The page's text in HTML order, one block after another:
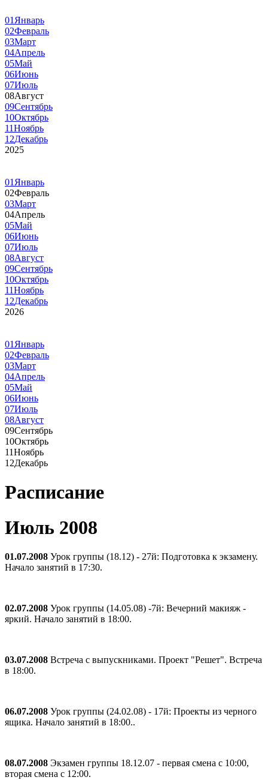
01 Январь
02Февраль
03Март
04Апрель
05Май
06Июнь
07Июль
08Август
09Сентябрь
10Октябрь
11Ноябрь
12Декабрь
2025
01 Январь
02Февраль
03Март
04Апрель
05Май
06Июнь
07Июль
08Август
09Сентябрь
10Октябрь
11Ноябрь
12Декабрь
2026
01 Январь
02Февраль
03Март
04Апрель
05Май
06Июнь
07Июль
08Август
09Сентябрь
10Октябрь
11Ноябрь
12Декабрь
Расписание
Июль 2008
01.07.2008 Урок группы (18.12) - 27й: Подготовка к экзамену.
Начало занятий в 17:30.
02.07.2008 Урок группы (14.05.08) -7й: Вечерний макияж -
яркий. Начало занятий в 18:00.
03.07.2008 Встреча с выпускниками. Проект "Решет". Встреча
в 18:00.
06.07.2008 Урок группы (24.02.08) - 17й: Проекты из черного
ящика. Начало занятий в 18:00..
08.07.2008 Экзамен группы 18.12.07 - первая смена с 10:00,
вторая смена с 12:00.